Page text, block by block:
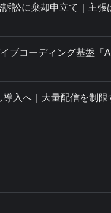
訟に棄却申立て｜主張
ブコーディング基盤
入へ｜大量配信を制